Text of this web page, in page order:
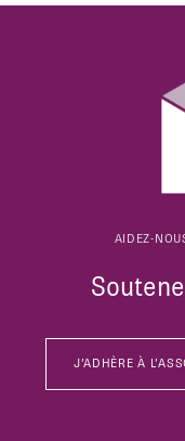
AIDEZ-
J’ADHÈRE À